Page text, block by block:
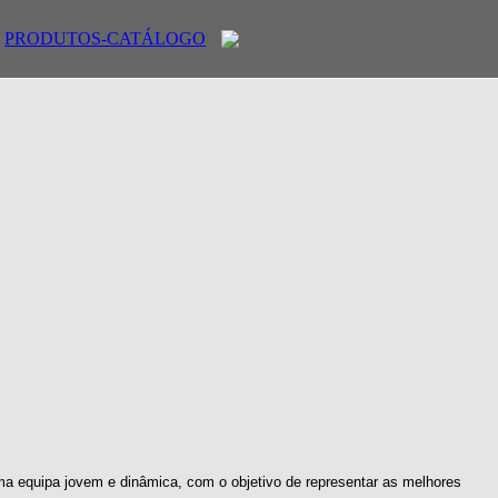
PRODUTOS-CATÁLOGO
equipa jovem e dinâmica, com o objetivo de representar as melhores